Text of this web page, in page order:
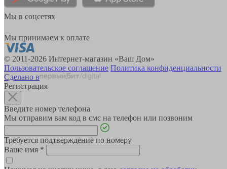
Мы в соцсетях
Мы принимаем к оплате
© 2011-2026 Интернет-магазин «Ваш Дом»
Пользовательское соглашение Политика конфиденциальности
Сделано в
Регистрация
Введите номер телефона
Мы отправим вам код в смс на телефон или позвоним
Требуется подтверждение по номеру
Ваше имя *